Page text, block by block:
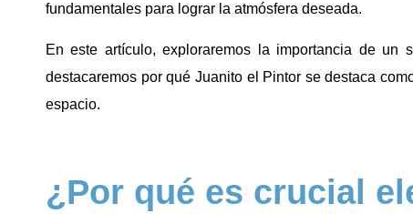
fundamentales para lograr la atmósfera deseada.
En este artículo, exploraremos la importancia de un
destacaremos por qué Juanito el Pintor se destaca
espacio.
¿Por qué es crucial